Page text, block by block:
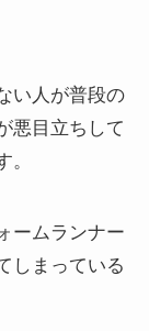
い人が普段の
悪目立ちして
ームランナー
しまっている